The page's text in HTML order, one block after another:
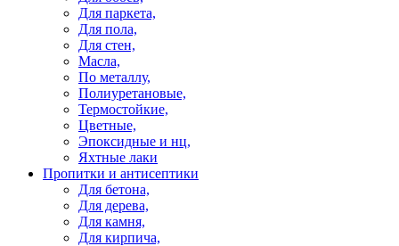
Для паркета,
Для пола,
Для стен,
Масла,
По металлу,
Полиуретановые,
Термостойкие,
Цветные,
Эпоксидные и нц,
Яхтные лаки
Пропитки и антисептики
Для бетона,
Для дерева,
Для камня,
Для кирпича,